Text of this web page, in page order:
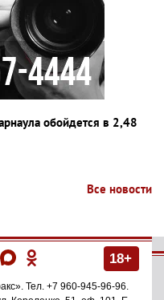
обойдется в 2,48
Все новости
18+
. Тел. +7 960-945-96-96